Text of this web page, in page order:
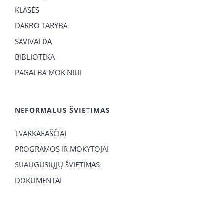
KLASĖS
DARBO TARYBA
SAVIVALDA
BIBLIOTEKA
PAGALBA MOKINIUI
NEFORMALUS ŠVIETIMAS
TVARKARAŠČIAI
PROGRAMOS IR MOKYTOJAI
SUAUGUSIŲJŲ ŠVIETIMAS
DOKUMENTAI